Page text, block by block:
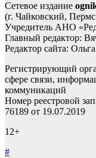
Сетевое издание
(г. Чайковский,
Учредитель АНО
Главный редактор:
Редактор сайта:
Регистрирующий
сфере связи,
коммуникаций
Номер реестровой
76189 от 19.07.2019
12+
#